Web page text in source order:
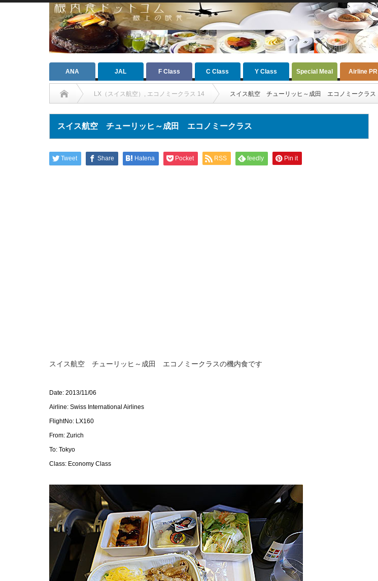
ANA JAL F Class C Class Y Class Special Meal Airline PR
LX（スイス航空） , エコノミークラス 14 スイス航空 チューリッヒ～成田 エコノミークラス
スイス航空 チューリッヒ～成田 エコノミークラス
Tweet Share Hatena Pocket RSS feedly Pin it
スイス航空 チューリッヒ～成田 エコノミークラスの機内食です
Date: 2013/11/06
Airline: Swiss International Airlines
FlightNo: LX160
From: Zurich
To: Tokyo
Class: Economy Class